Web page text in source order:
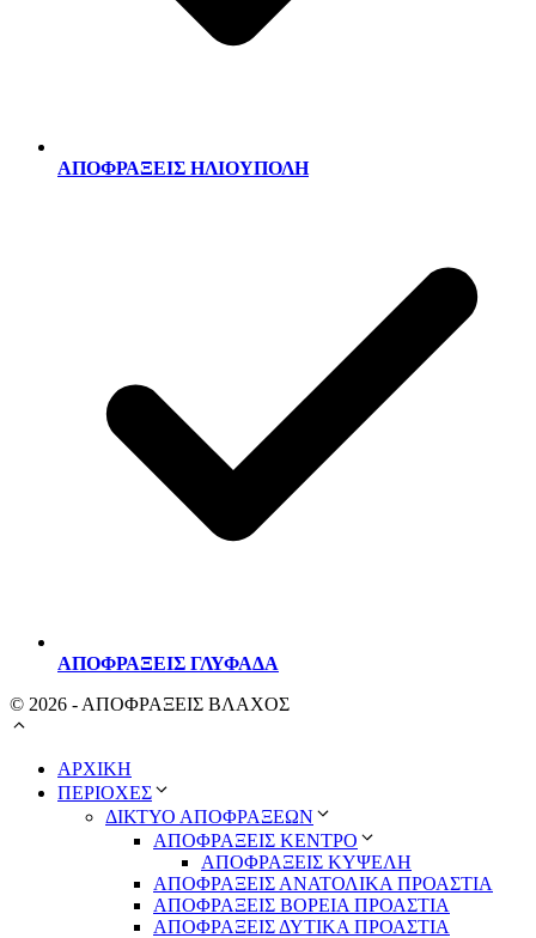
ΑΠΟΦΡΑΞΕΙΣ ΗΛΙΟΥΠΟΛΗ
ΑΠΟΦΡΑΞΕΙΣ ΓΛΥΦΑΔΑ
© 2026 - ΑΠΟΦΡΑΞΕΙΣ ΒΛΑΧΟΣ
ΑΡΧΙΚΗ
ΠΕΡΙΟΧΕΣ
ΔΙΚΤΥΟ ΑΠΟΦΡΑΞΕΩΝ
ΑΠΟΦΡΑΞΕΙΣ ΚΕΝΤΡΟ
ΑΠΟΦΡΑΞΕΙΣ ΚΥΨΕΛΗ
ΑΠΟΦΡΑΞΕΙΣ ΑΝΑΤΟΛΙΚΑ ΠΡΟΑΣΤΙΑ
ΑΠΟΦΡΑΞΕΙΣ ΒΟΡΕΙΑ ΠΡΟΑΣΤΙΑ
ΑΠΟΦΡΑΞΕΙΣ ΔΥΤΙΚΑ ΠΡΟΑΣΤΙΑ